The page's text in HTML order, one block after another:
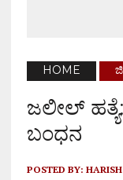
HOME
ಜಲೀಲ್
ಬಂಧನ
POSTED BY: